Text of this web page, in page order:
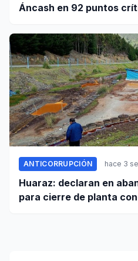
Áncash en 92 puntos
ANTICORRUPCIÓN hace 3
Huaraz: declaran en
para cierre de planta